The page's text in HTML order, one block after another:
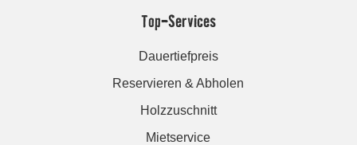
Top-Services
Dauertiefpreis
Reservieren & Abholen
Holzzuschnitt
Mietservice